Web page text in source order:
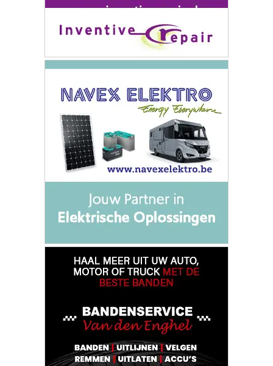
| Nieuws | Sport | Evenementen